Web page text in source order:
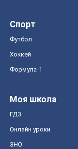
Спорт
Футбол
Хоккей
Формула-1
Моя школа
ГДЗ
Онлайн уроки
ЗНО